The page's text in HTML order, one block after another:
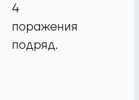
4
поражения
подряд.